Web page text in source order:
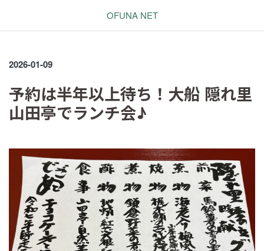
OFUNA NET
2026-01-09
予約は半年以上待ち！大船 隠れ里
山田亭でランチ会♪